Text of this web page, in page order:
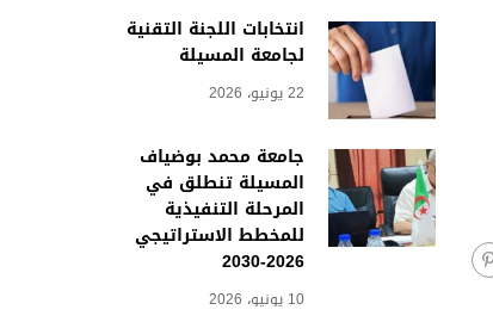
انتخابات اللجنة التقنية
لجامعة المسيلة
22 يونيو، 2026
جامعة محمد بوضياف
المسيلة تنطلق في
المرحلة التنفيذية
للمخطط الاستراتيجي
2026-2030
10 يونيو، 2026